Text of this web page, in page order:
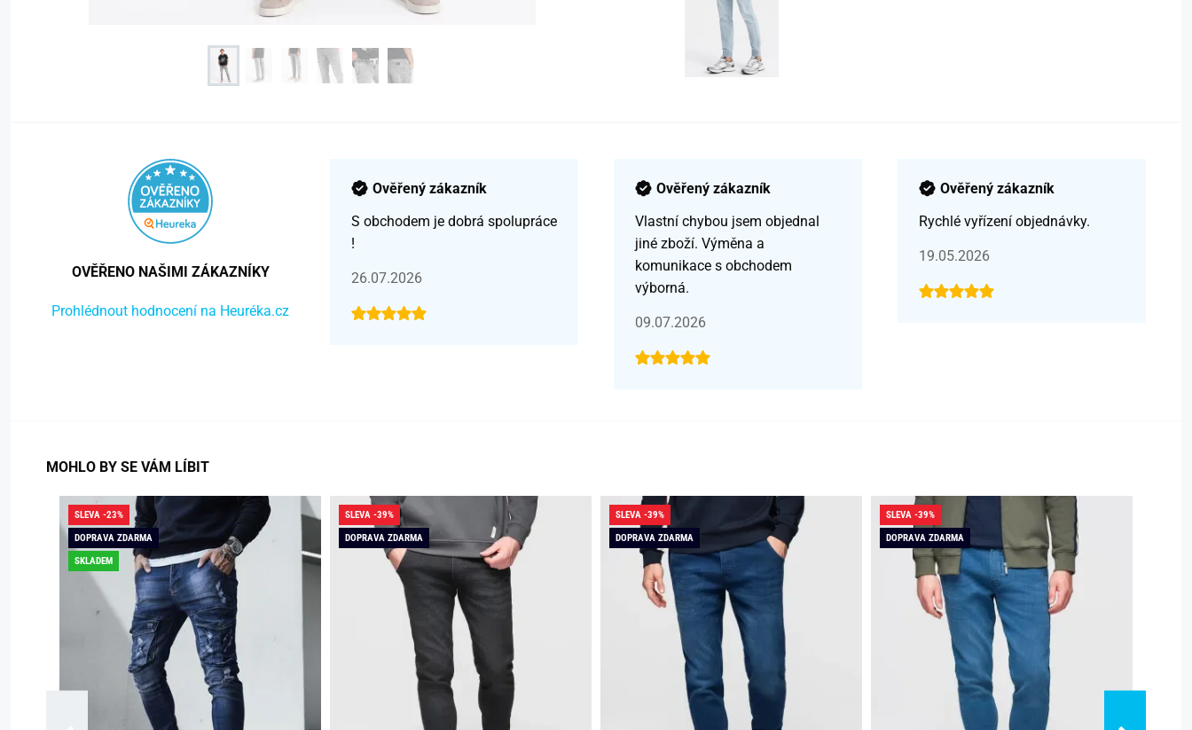
OVĚŘENO NAŠIMI ZÁKAZNÍKY
Prohlédnout hodnocení na Heuréka.cz
Ověřený zákazník
S obchodem je dobrá spolupráce
!
26.07.2026
Ověřený zákazník
Vlastní chybou jsem objednal
jiné zboží. Výměna a
komunikace s obchodem
výborná.
09.07.2026
Ověřený zákazník
Rychlé vyřízení objednávky.
19.05.2026
MOHLO BY SE VÁM LÍBIT
SLEVA -23%
DOPRAVA ZDARMA
SKLADEM
SLEVA -39%
DOPRAVA ZDARMA
SLEVA -39%
DOPRAVA ZDARMA
SLEVA -39%
DOPRAVA ZDARMA